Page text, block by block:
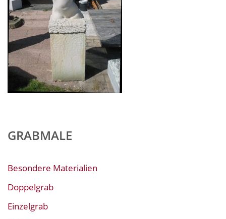
GRABMALE
Besondere Materialien
Doppelgrab
Einzelgrab